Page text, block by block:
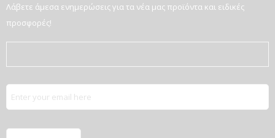
Λάβετε άμεσα ενημερώσεις για τα νέα μας προϊόντα και ειδικές
προσφορές!